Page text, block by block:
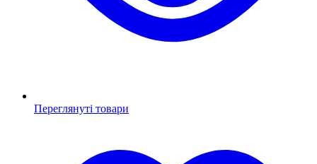
Переглянуті товари